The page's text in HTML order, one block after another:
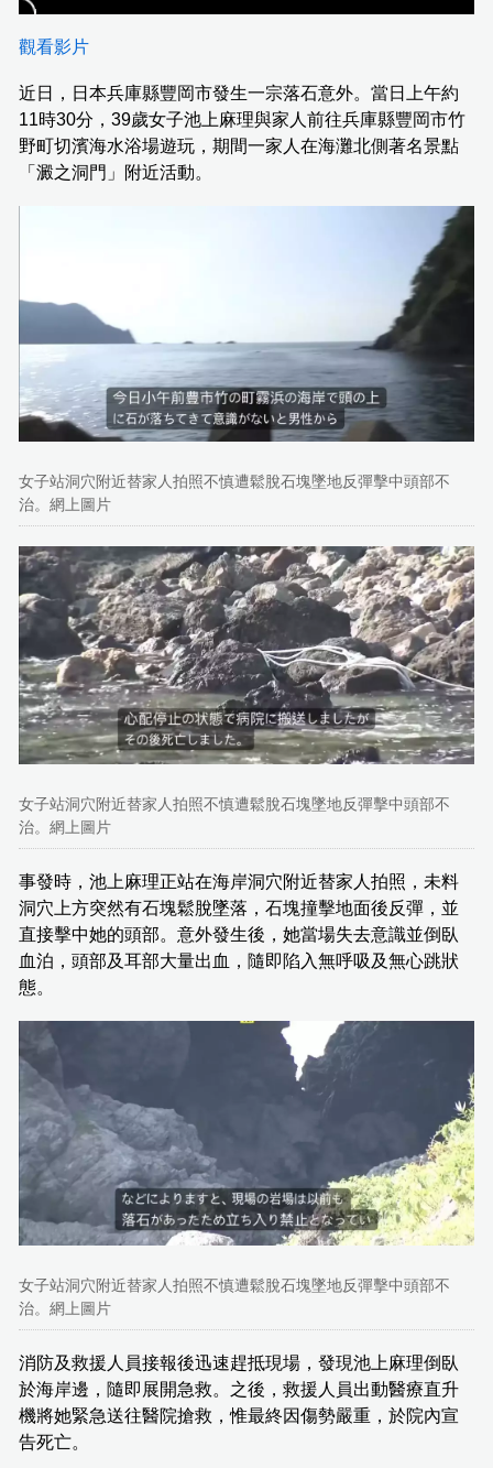
觀看影片
近日，日本兵庫縣豐岡市發生一宗落石意外。當日上午約
11時30分，39歲女子池上麻理與家人前往兵庫縣豐岡市竹
野町切濱海水浴場遊玩，期間一家人在海灘北側著名景點
「澱之洞門」附近活動。
女子站洞穴附近替家人拍照不慎遭鬆脫石塊墜地反彈擊中頭部不
治。網上圖片
女子站洞穴附近替家人拍照不慎遭鬆脫石塊墜地反彈擊中頭部不
治。網上圖片
事發時，池上麻理正站在海岸洞穴附近替家人拍照，未料
洞穴上方突然有石塊鬆脫墜落，石塊撞擊地面後反彈，並
直接擊中她的頭部。意外發生後，她當場失去意識並倒臥
血泊，頭部及耳部大量出血，隨即陷入無呼吸及無心跳狀
態。
女子站洞穴附近替家人拍照不慎遭鬆脫石塊墜地反彈擊中頭部不
治。網上圖片
消防及救援人員接報後迅速趕抵現場，發現池上麻理倒臥
於海岸邊，隨即展開急救。之後，救援人員出動醫療直升
機將她緊急送往醫院搶救，惟最終因傷勢嚴重，於院內宣
告死亡。